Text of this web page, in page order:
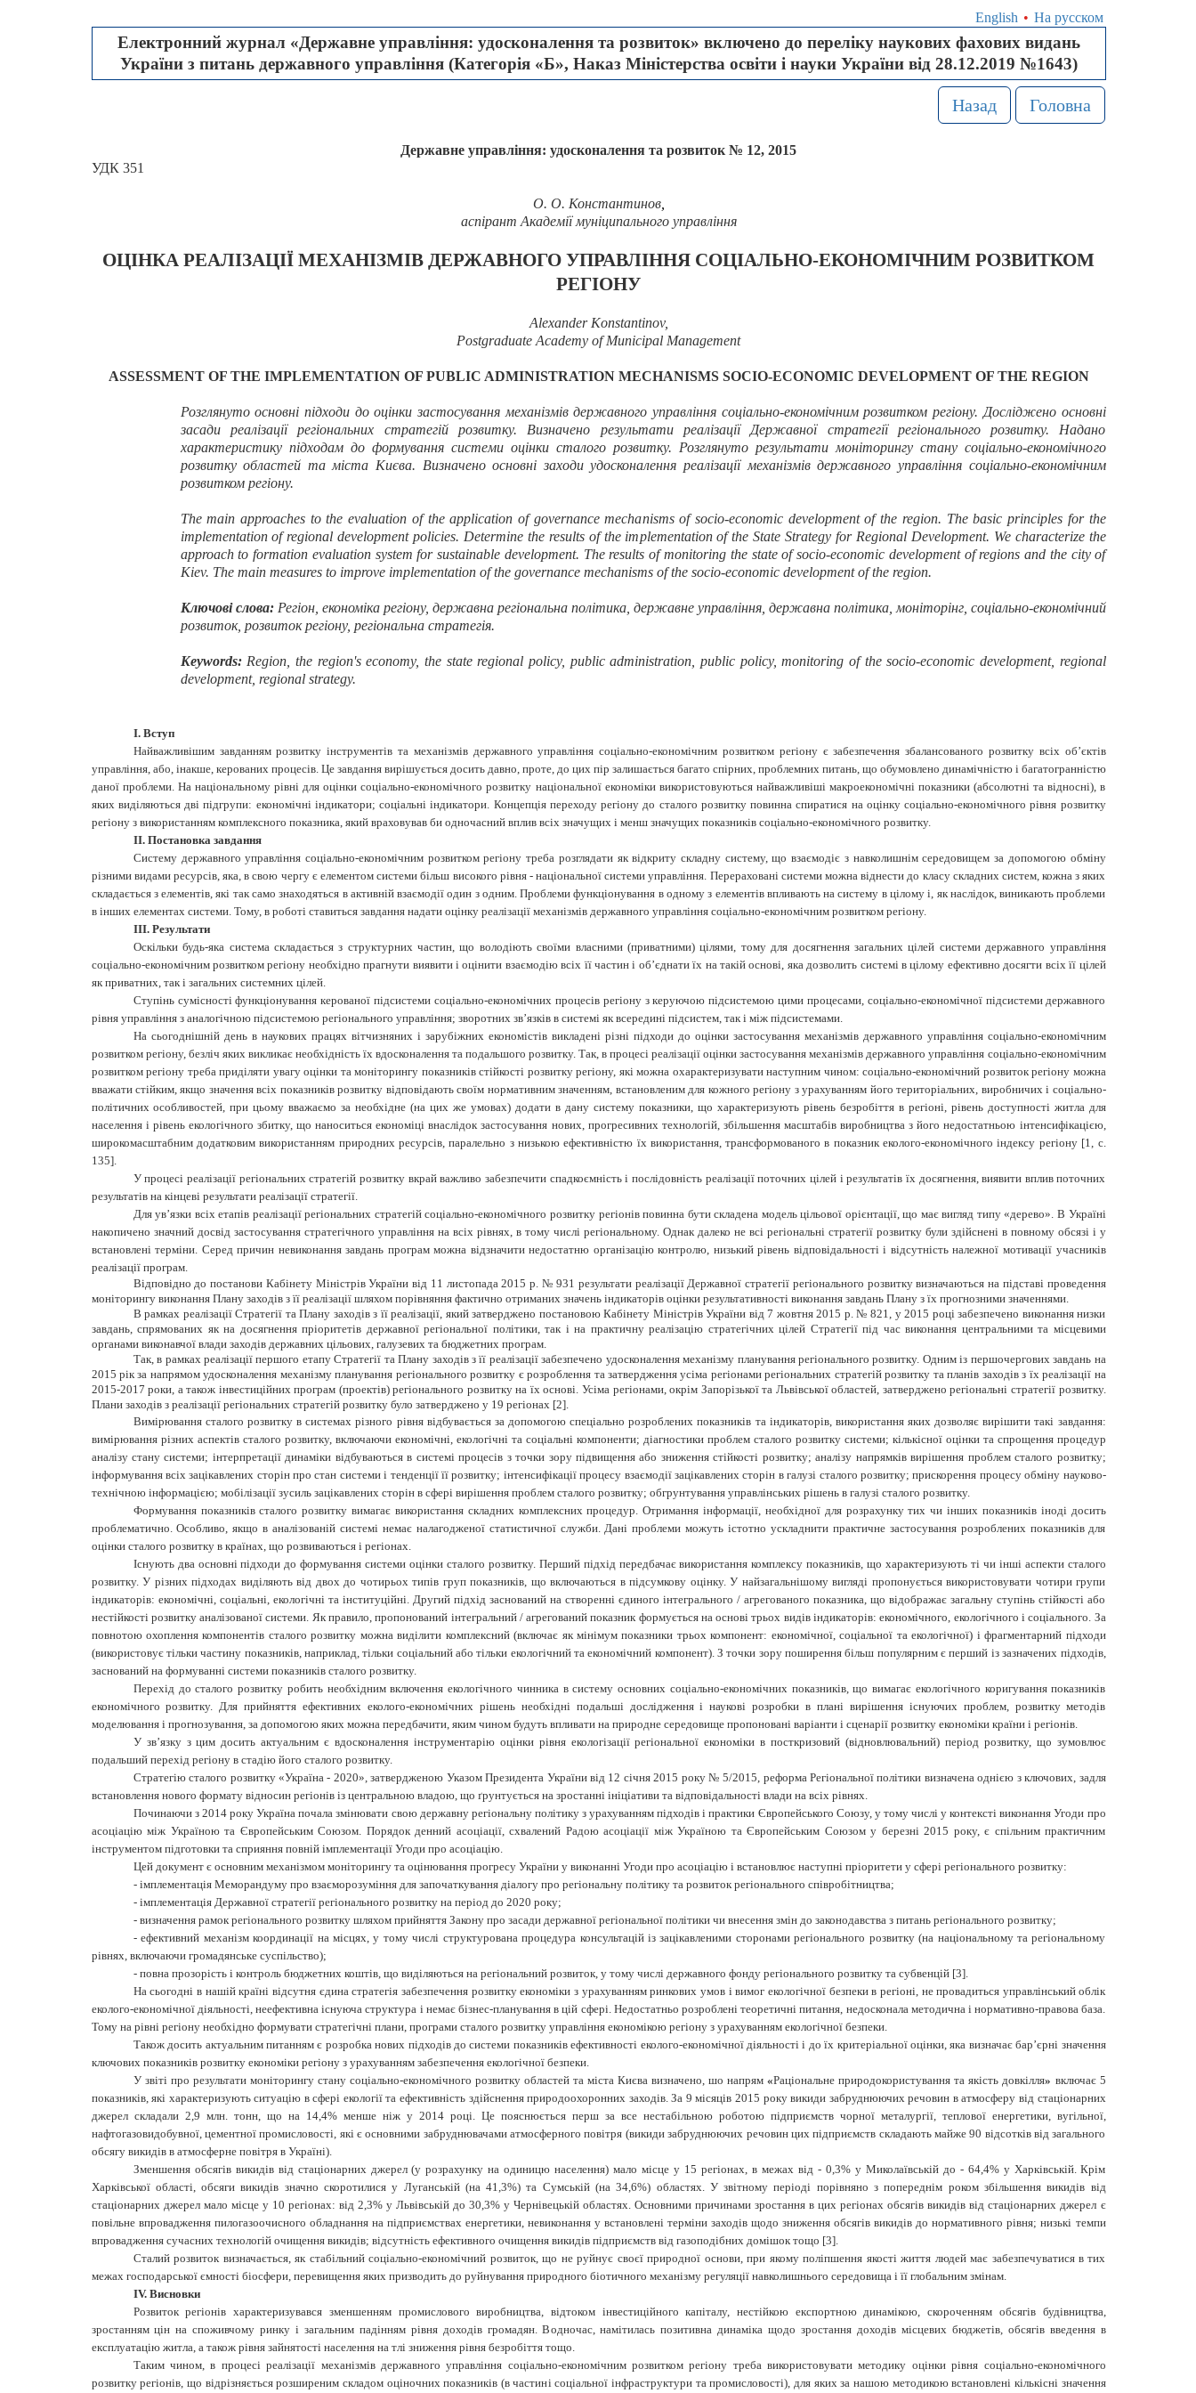
English • На русском
Електронний журнал «Державне управління: удосконалення та розвиток» включено до переліку наукових фахових видань
України з питань державного управління (Категорія «Б», Наказ Міністерства освіти і науки України від 28.12.2019 №1643)
Назад Головна
Державне управління: удосконалення та розвиток № 12, 2015
УДК 351
О. О. Константинов,
аспірант Академії муніципального управління
ОЦІНКА РЕАЛІЗАЦІЇ МЕХАНІЗМІВ ДЕРЖАВНОГО УПРАВЛІННЯ СОЦІАЛЬНО-ЕКОНОМІЧНИМ РОЗВИТКОМ
РЕГІОНУ
Alexander Konstantinov,
Postgraduate Academy of Municipal Management
ASSESSMENT OF THE IMPLEMENTATION OF PUBLIC ADMINISTRATION MECHANISMS SOCIO-ECONOMIC DEVELOPMENT OF THE REGION
Розглянуто основні підходи до оцінки застосування механізмівдержавного управління соціально-економічним розвитком регіону. Досліджено основні
засадиреалізації регіональних стратегій розвитку. Визначено результати реалізації Державної стратегії регіонального розвитку. Надано
характеристику підходам до формування системи оцінки сталого розвитку. Розглянуто результати моніторингу стану соціально-економічного
розвитку областей та міста Києва. Визначено основні заходи удосконалення реалізації механізмівдержавного управління соціально-економічним
розвитком регіону.
The main approaches to the evaluation of the application of governance mechanisms of socio-economic development of the region. The basic principles for the
implementation of regional development policies. Determine the results of the implementation of the State Strategy for Regional Development. We characterize the
approach to formation evaluation system for sustainable development. The results of monitoring the state of socio-economic development of regions and the city of
Kiev. The main measures to improve implementation of the governance mechanisms of the socio-economic development of the region.
Ключові слова: Регіон, економіка регіону, державна регіональна політика, державне управління, державна політика, моніторінг, соціально-економічний
розвиток, розвиток регіону, регіональна стратегія.
Keywords: Region, the region's economy, the state regional policy, public administration, public policy, monitoring of the socio-economic development, regional
development, regional strategy.
І. Вступ
Найважливішим завданням розвитку інструментів та механізмів державного управління соціально-економічним розвитком регіону є забезпечення збалансованого розвитку всіх об’єктів
управління, або, інакше, керованих процесів. Це завдання вирішується досить давно, проте, до цих пір залишається багато спірних, проблемних питань, що обумовлено динамічністю і багатогранністю
даної проблеми. На національному рівні для оцінки соціально-економічного розвитку національної економіки використовуються найважливіші макроекономічні показники (абсолютні та відносні), в
яких виділяються дві підгрупи: економічні індикатори; соціальні індикатори. Концепція переходу регіону до сталого розвитку повинна спиратися на оцінку соціально-економічного рівня розвитку
регіону з використанням комплексного показника, який враховував би одночасний вплив всіх значущих і менш значущих показників соціально-економічного розвитку.
ІІ. Постановка завдання
Систему державного управління соціально-економічним розвитком регіонутреба розглядати як відкриту складну систему, що взаємодіє з навколишнім середовищем за допомогою обміну
різними видами ресурсів, яка, в свою чергу є елементом системи більш високого рівня - національної системи управління. Перераховані системи можна віднести до класу складних систем, кожна з яких
складається з елементів, які так само знаходяться в активній взаємодії один з одним. Проблеми функціонування в одному з елементів впливають на систему в цілому і, як наслідок, виникають проблеми
в інших елементах системи. Тому, в роботі ставиться завдання надати оцінку реалізації механізмів державного управління соціально-економічним розвитком регіону.
ІІІ. Результати
Оскільки будь-яка система складається з структурних частин, що володіють своїми власними (приватними) цілями, тому для досягнення загальних цілей системидержавного управління
соціально-економічним розвитком регіону необхідно прагнути виявити і оцінити взаємодію всіх її частин і об’єднати їх на такій основі, яка дозволить системі в цілому ефективно досягти всіх її цілей
як приватних, так і загальних системних цілей.
Ступінь сумісності функціонування керованої підсистеми соціально-економічних процесів регіону з керуючою підсистемою цими процесами, соціально-економічної підсистеми державного
рівня управління з аналогічною підсистемою регіонального управління; зворотних зв’язків в системі як всередині підсистем, так і між підсистемами.
На сьогоднішній день в наукових працях вітчизняних і зарубіжних економістів викладені різні підходи до оцінки застосування механізмів державного управління соціально-економічним
розвитком регіону, безліч яких викликає необхідність їх вдосконалення та подальшого розвитку. Так, в процесі реалізації оцінки застосування механізмівдержавного управління соціально-економічним
розвитком регіону треба приділяти увагуоцінки та моніторингу показників стійкості розвитку регіону, які можна охарактеризувати наступним чином: соціально-економічний розвиток регіону можна
вважати стійким, якщо значення всіх показників розвитку відповідають своїм нормативним значенням, встановленим для кожного регіону з урахуванням його територіальних, виробничих і соціально-
політичних особливостей, при цьому вважаємо за необхідне (на цих же умовах) додати в дану систему показники, що характеризують рівень безробіття в регіоні, рівень доступності житла для
населення і рівень екологічного збитку, що наноситься економіці внаслідок застосування нових, прогресивних технологій, збільшення масштабів виробництва з його недостатньою інтенсифікацією,
широкомасштабним додатковим використанням природних ресурсів, паралельно з низькою ефективністю їх використання, трансформованого в показник еколого-економічного індексу регіону [1, с.
135].
У процесі реалізації регіональних стратегій розвитку вкрай важливо забезпечити спадкоємність і послідовність реалізації поточних цілей і результатів їх досягнення, виявити вплив поточних
результатів на кінцеві результати реалізації стратегії.
Для ув’язки всіх етапів реалізації регіональних стратегій соціально-економічного розвитку регіонів повинна бути складена модель цільової орієнтації, що має вигляд типу «дерево». В Україні
накопичено значний досвід застосування стратегічного управління на всіх рівнях, в тому числі регіональному. Однак далеко не всі регіональні стратегії розвитку були здійснені в повному обсязі і у
встановлені терміни. Серед причин невиконання завдань програм можна відзначити недостатню організацію контролю, низький рівень відповідальності і відсутність належної мотивації учасників
реалізації програм.
Відповідно до постанови Кабінету Міністрів України від 11 листопада 2015 р. № 931 результати реалізації Державної стратегії регіонального розвитку визначаються на підставі проведення
моніторингу виконання Плану заходів з її реалізації шляхом порівняння фактично отриманих значень індикаторів оцінки результативності виконання завдань Плану з їх прогнозними значеннями.
В рамках реалізації Стратегії та Плану заходів з її реалізації, який затверджено постановою Кабінету Міністрів України від 7 жовтня 2015 р. № 821, у 2015 році забезпечено виконання низки
завдань, спрямованих як на досягнення пріоритетів державної регіональної політики, так і на практичну реалізацію стратегічних цілей Стратегії під час виконання центральними та місцевими
органами виконавчої влади заходів державних цільових, галузевих та бюджетних програм.
Так, в рамках реалізації першого етапу Стратегії та Плану заходів з її реалізації забезпечено удосконалення механізму планування регіонального розвитку. Одним із першочергових завдань на
2015 рік за напрямом удосконалення механізму планування регіонального розвитку є розроблення та затвердження усіма регіонами регіональних стратегій розвитку та планів заходів з їх реалізації на
2015-2017 роки, а також інвестиційних програм (проектів) регіонального розвитку на їх основі. Усіма регіонами, окрім Запорізької та Львівської областей, затверджено регіональні стратегії розвитку.
Плани заходів з реалізації регіональних стратегій розвитку було затверджено у 19 регіонах [2].
Вимірювання сталого розвитку в системах різного рівня відбувається за допомогою спеціально розроблених показників та індикаторів, використання яких дозволяє вирішити такі завдання:
вимірювання різних аспектів сталого розвитку, включаючи економічні, екологічні та соціальні компоненти; діагностики проблем сталого розвитку системи; кількісної оцінки та спрощення процедур
аналізу стану системи; інтерпретації динаміки відбуваються в системі процесів з точки зору підвищення або зниження стійкості розвитку; аналізу напрямків вирішення проблем сталого розвитку;
інформування всіх зацікавлених сторін про стан системи і тенденції її розвитку; інтенсифікації процесу взаємодії зацікавлених сторін в галузі сталого розвитку; прискорення процесу обміну науково-
технічною інформацією; мобілізації зусиль зацікавлених сторін в сфері вирішення проблем сталого розвитку; обгрунтування управлінських рішень в галузі сталого розвитку.
Формування показників сталого розвитку вимагає використання складних комплексних процедур. Отримання інформації, необхідної для розрахунку тих чи інших показників іноді досить
проблематично. Особливо, якщо в аналізованій системі немає налагодженої статистичної служби. Дані проблеми можуть істотно ускладнити практичне застосування розроблених показників для
оцінки сталого розвитку в країнах, що розвиваються і регіонах.
Існують два основні підходи до формування системи оцінки сталого розвитку. Перший підхід передбачає використання комплексу показників, що характеризують ті чи інші аспекти сталого
розвитку. У різних підходах виділяють від двох до чотирьох типів груп показників, що включаються в підсумкову оцінку. У найзагальнішому вигляді пропонується використовувати чотири групи
індикаторів: економічні, соціальні, екологічні та інституційні. Другий підхід заснований на створенні єдиного інтегрального / агрегованого показника, що відображає загальну ступінь стійкості або
нестійкості розвитку аналізованої системи. Як правило, пропонований інтегральний / агрегований показник формується на основі трьох видів індикаторів: економічного, екологічного і соціального. За
повнотою охоплення компонентів сталого розвитку можна виділити комплексний (включає як мінімум показники трьох компонент: економічної, соціальної та екологічної) і фрагментарний підходи
(використовує тільки частину показників, наприклад, тільки соціальний або тільки екологічний та економічний компонент). З точки зору поширення більш популярним є перший із зазначених підходів,
заснований на формуванні системи показників сталого розвитку.
Перехід до сталого розвитку робить необхідним включення екологічного чинника в систему основних соціально-економічних показників, що вимагає екологічного коригування показників
економічного розвитку. Для прийняття ефективних еколого-економічних рішень необхідні подальші дослідження і наукові розробки в плані вирішення існуючих проблем, розвитку методів
моделювання і прогнозування, за допомогою яких можна передбачити, яким чином будуть впливати на природне середовище пропоновані варіанти і сценарії розвитку економіки країни і регіонів.
У зв’язку з цим досить актуальним є вдосконалення інструментарію оцінки рівня екологізації регіональної економіки в посткризовий (відновлювальний) період розвитку, що зумовлює
подальший перехід регіону в стадію його сталого розвитку.
Стратегію сталого розвитку «Україна - 2020», затвердженою Указом Президента України від 12 січня 2015 року № 5/2015, реформа Регіональної політики визначена однією з ключових, задля
встановлення нового формату відносин регіонів із центральною владою, що ґрунтується на зростанні ініціативи та відповідальності влади на всіх рівнях.
Починаючи з 2014 року Україна почала змінювати свою державну регіональну політику з урахуванням підходів і практики Європейського Союзу, у тому числі у контексті виконання Угоди про
асоціацію між Україною та Європейським Союзом. Порядок денний асоціації, схвалений Радою асоціації між Україною та Європейським Союзом у березні 2015 року, є спільним практичним
інструментом підготовки та сприяння повній імплементації Угоди про асоціацію.
Цей документ є основним механізмом моніторингу та оцінювання прогресу України у виконанні Угоди про асоціацію і встановлює наступні пріоритети у сфері регіонального розвитку:
- імплементація Меморандуму про взаєморозуміння для започаткування діалогу про регіональну політику та розвиток регіонального співробітництва;
- імплементація Державної стратегії регіонального розвитку на період до 2020 року;
- визначення рамок регіонального розвитку шляхом прийняття Закону про засади державної регіональної політики чи внесення змін до законодавства з питань регіонального розвитку;
- ефективний механізм координації на місцях, у тому числі структурована процедура консультацій із зацікавленими сторонами регіонального розвитку (на національному та регіональному
рівнях, включаючи громадянське суспільство);
- повна прозорість і контроль бюджетних коштів, що виділяються на регіональний розвиток, у тому числі державного фонду регіонального розвитку та субвенцій [3].
На сьогодні в нашій країні відсутня єдина стратегія забезпечення розвитку економіки з урахуванням ринкових умов і вимог екологічної безпеки в регіоні, не провадиться управлінський облік
еколого-економічної діяльності, неефективна існуюча структура і немає бізнес-планування в цій сфері. Недостатньо розроблені теоретичні питання, недосконала методична і нормативно-правова база.
Тому на рівні регіону необхідно формувати стратегічні плани, програми сталого розвитку управління економікою регіону з урахуванням екологічної безпеки.
Також досить актуальним питанням є розробка нових підходів до системи показників ефективності еколого-економічної діяльності і до їх критеріальної оцінки, яка визначає бар’єрні значення
ключових показників розвитку економіки регіону з урахуванням забезпечення екологічної безпеки.
У звіті про результати моніторингу стану соціально-економічного розвитку областей та міста Києва визначено, шо напрям «Раціональне природокористування та якість довкілля» включає 5
показників, які характеризують ситуацію в сфері екології та ефективність здійснення природоохоронних заходів. За 9 місяців 2015 рокувикиди забруднюючих речовин в атмосферу від стаціонарних
джерел складали 2,9 млн. тонн, що на 14,4% менше ніж у 2014 році. Це пояснюється перш за все нестабільною роботою підприємств чорної металургії, теплової енергетики, вугільної,
нафтогазовидобувної, цементної промисловості, які є основними забруднювачами атмосферного повітря (викиди забруднюючих речовин цих підприємств складають майже 90 відсотків від загального
обсягу викидів в атмосферне повітря в Україні).
Зменшення обсягів викидів від стаціонарних джерел (у розрахунку на одиницю населення) мало місце у 15 регіонах, в межах від - 0,3% у Миколаївській до - 64,4% у Харківській. Крім
Харківської області, обсяги викидів значно скоротилися у Луганській (на 41,3%) та Сумській (на 34,6%) областях. У звітному періоді порівняно з попереднім роком збільшення викидів від
стаціонарних джерел мало місце у 10 регіонах: від 2,3% у Львівській до 30,3% у Чернівецькій областях. Основними причинами зростання в цих регіонах обсягів викидів від стаціонарних джерел є
повільне впровадження пилогазоочисного обладнання на підприємствах енергетики, невиконання у встановлені терміни заходів щодо зниження обсягів викидів до нормативного рівня; низькі темпи
впровадження сучасних технологій очищення викидів; відсутність ефективного очищення викидів підприємств від газоподібних домішок тощо [3].
Сталий розвиток визначається, як стабільний соціально-економічний розвиток, що не руйнує своєї природної основи, при якому поліпшення якості життя людей має забезпечуватися в тих
межах господарської ємності біосфери, перевищення яких призводить до руйнування природного біотичного механізму регуляції навколишнього середовища і її глобальним змінам.
ІV. Висновки
Розвиток регіонів характеризувався зменшенням промислового виробництва, відтоком інвестиційного капіталу, нестійкою експортною динамікою, скороченням обсягів будівництва,
зростанням цін на споживчому ринку і загальним падінням рівня доходів громадян. Водночас, намітилась позитивна динаміка щодо зростання доходів місцевих бюджетів, обсягів введення в
експлуатацію житла, а також рівня зайнятості населення на тлі зниження рівня безробіття тощо.
Таким чином, в процесі реалізації механізмів державного управління соціально-економічним розвитком регіону треба використовувати методику оцінки рівня соціально-економічного
розвитку регіонів, що відрізняється розширеним складом оціночних показників (в частині соціальної інфраструктури та промисловості), для яких за нашою методикою встановлені кількісні значення